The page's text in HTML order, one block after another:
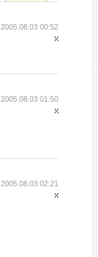
2005.08.03 00:52
2005.08.03 01:50
2005.08.03 02:21